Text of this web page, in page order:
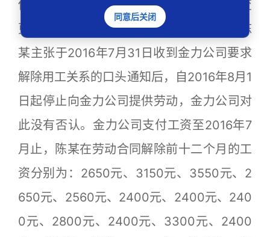
伤保险。陈某的工作场所、工作岗位没有变
更，一直在荔××区××号国际鞋城工作。陈
某主张于2016年7月31日收到金力公司要求
解除用工关系的口头通知后，自2016年8月1
日起停止向金力公司提供劳动，金力公司对
此没有否认。金力公司支付工资至2016年7
月止，陈某在劳动合同解除前十二个月的工
资分别为：2650元、3150元、3550元、2
650元、2560元、2400元、2400元、240
0元、2800元、2400元、3300元、2400
同意后关闭